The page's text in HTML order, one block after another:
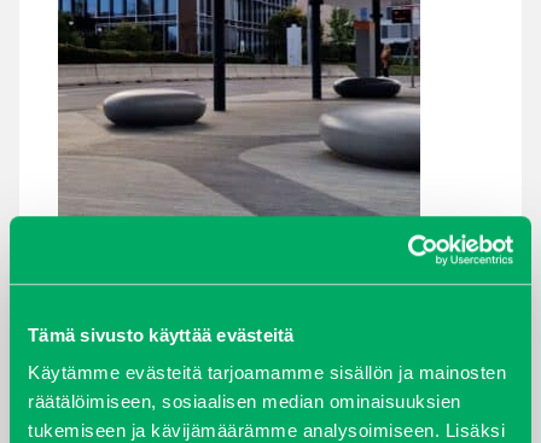
Tämä sivusto käyttää evästeitä
Käytämme evästeitä tarjoamamme sisällön ja mainosten
räätälöimiseen, sosiaalisen median ominaisuuksien
tukemiseen ja kävijämäärämme analysoimiseen. Lisäksi
ARKISTOT
maaliskuu 2026
elokuu 2024